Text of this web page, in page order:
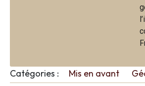
Catégories : Mis en avant